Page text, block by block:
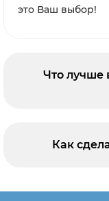
это Ваш выбор!
Что лучше
Как